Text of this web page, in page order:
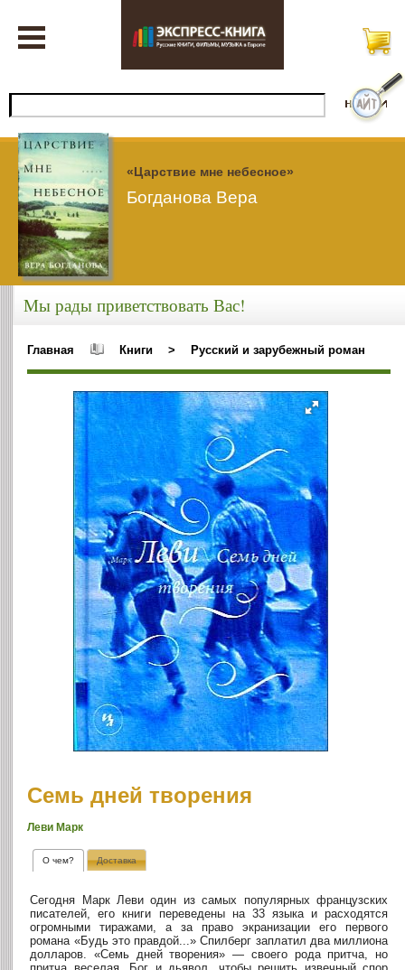
«Царствие мне небесное»
Богданова Вера
Мы рады приветствовать Вас!
Главная Книги > Русский и зарубежный роман
Семь дней творения
Леви Марк
О чем? Доставка
Сегодня Марк Леви один из самых популярных французских
писателей, его книги переведены на 33 языка и расходятся
огромными тиражами, а за право экранизации его первого
романа «Будь это правдой...» Спилберг заплатил два миллиона
долларов. «Семь дней творения» — своего рода притча, но